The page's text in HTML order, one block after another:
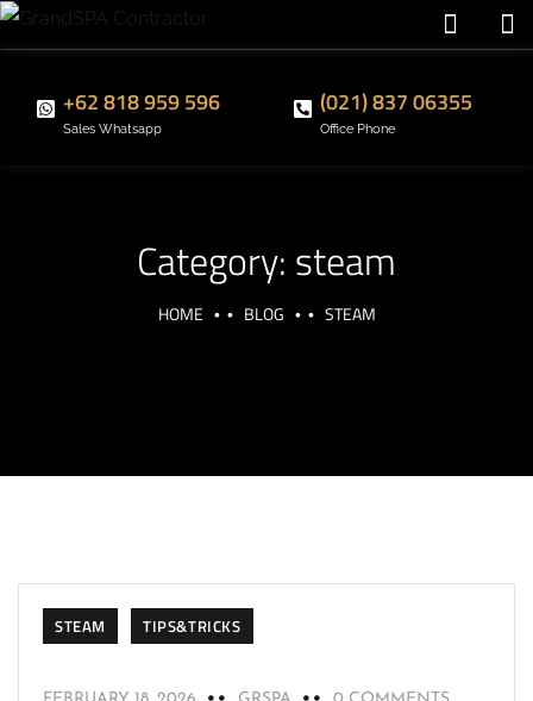
+62 818 959 596
Sales Whatsapp
(021) 837 06355
Office Phone
Category: steam
HOME BLOG STEAM
HEALTHY KOLAM PANAS ONSEN
SAUNA
STEAM
TIPS&TRICKS